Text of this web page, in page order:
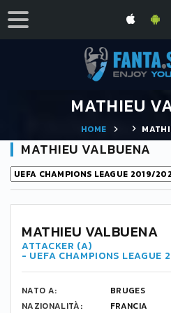
MATHIEU
HOME
MATHIEU VALBUENA
MATHIEU VALBUENA
ATTACKER (A)
- UEFA CHAMPIONS
NATO A:
BRUGES
NAZIONALITÀ:
FRANCIA